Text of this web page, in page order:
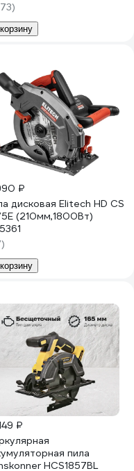
₽
дисковая Elitech HD CS
(210мм,1800Вт)
₽
пила
HCS1857BL